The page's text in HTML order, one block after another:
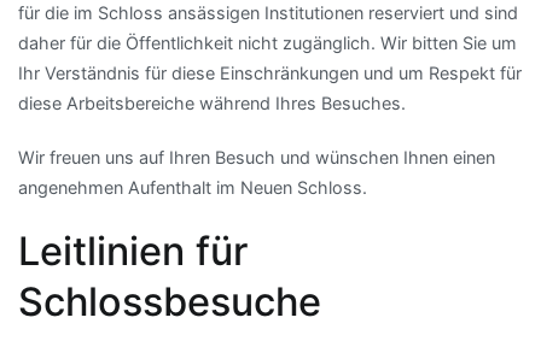
für die im Schloss ansässigen Institutionen reserviert und sind
daher für die Öffentlichkeit nicht zugänglich. Wir bitten Sie um
Ihr Verständnis für diese Einschränkungen und um Respekt für
diese Arbeitsbereiche während Ihres Besuches.
Wir freuen uns auf Ihren Besuch und wünschen Ihnen einen
angenehmen Aufenthalt im Neuen Schloss.
Leitlinien für
Schlossbesuche